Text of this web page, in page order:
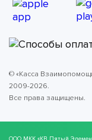
© «Касса
2009-2026.
Все права защищены.